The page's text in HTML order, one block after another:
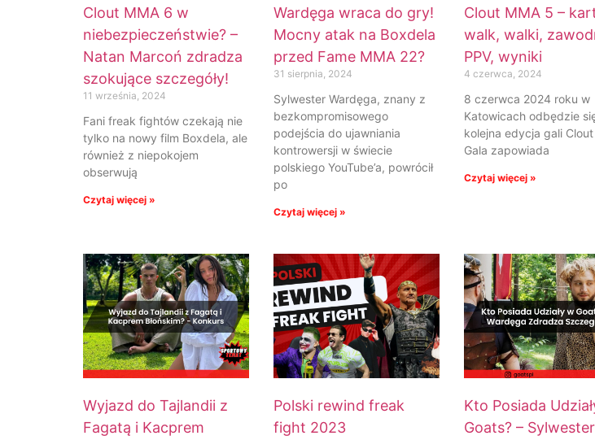
Clout MMA 6 w
niebezpieczeństwie? –
Natan Marcoń zdradza
szokujące szczegóły!
11 września, 2024
Fani freak fightów czekają nie
tylko na nowy film Boxdela, ale
również z niepokojem
obserwują
Czytaj więcej »
Wardęga wraca do gry!
Mocny atak na Boxdela
przed Fame MMA 22?
31 sierpnia, 2024
Sylwester Wardęga, znany z
bezkompromisowego
podejścia do ujawniania
kontrowersji w świecie
polskiego YouTube’a, powrócił
po
Czytaj więcej »
Clout MMA 5 –
walk, walki,
PPV, wyniki
4 czerwca, 2024
8 czerwca 2024 roku w
Katowicach odbędzie
kolejna edycja gali Clout
Gala zapowiada
Czytaj więcej »
Wyjazd do Tajlandii z
Fagatą i Kacprem
Polski rewind freak
fight 2023
Kto Posiada
Goats? – Sylwester